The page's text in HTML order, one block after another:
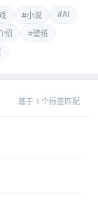
#小说
#AI
绍
#壁纸
基于 1 个标签匹配